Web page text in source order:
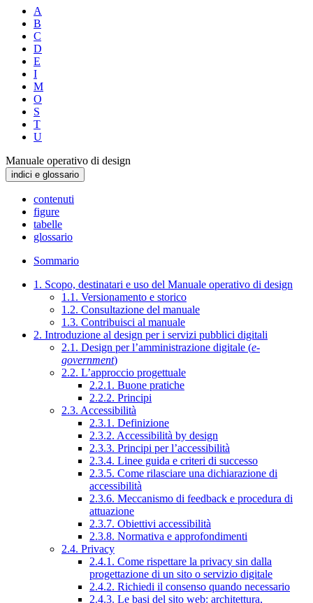
A
B
C
D
E
I
M
O
S
T
U
Manuale operativo di design
indici e glossario
contenuti
figure
tabelle
glossario
Sommario
1. Scopo, destinatari e uso del Manuale operativo di design
1.1. Versionamento e storico
1.2. Consultazione del manuale
1.3. Contribuisci al manuale
2. Introduzione al design per i servizi pubblici digitali
2.1. Design per l’amministrazione digitale (e-
government)
2.2. L’approccio progettuale
2.2.1. Buone pratiche
2.2.2. Principi
2.3. Accessibilità
2.3.1. Definizione
2.3.2. Accessibilità by design
2.3.3. Principi per l’accessibilità
2.3.4. Linee guida e criteri di successo
2.3.5. Come rilasciare una dichiarazione di
accessibilità
2.3.6. Meccanismo di feedback e procedura di
attuazione
2.3.7. Obiettivi accessibilità
2.3.8. Normativa e approfondimenti
2.4. Privacy
2.4.1. Come rispettare la privacy sin dalla
progettazione di un sito o servizio digitale
2.4.2. Richiedi il consenso quando necessario
2.4.3. Le basi del sito web: architettura,